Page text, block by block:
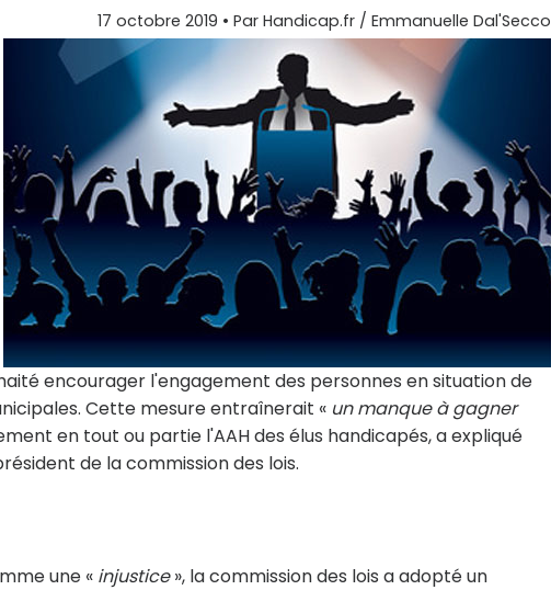
17 octobre 2019 • Par Handicap.fr / Emmanuelle Dal'Secco
encourager l'engagement des personnes en situation de
Cette mesure entraînerait « un manque à gagner
en tout ou partie l'AAH des élus handicapés, a expliqué
de la commission des lois.
une « injustice», la commission des lois a adopté un